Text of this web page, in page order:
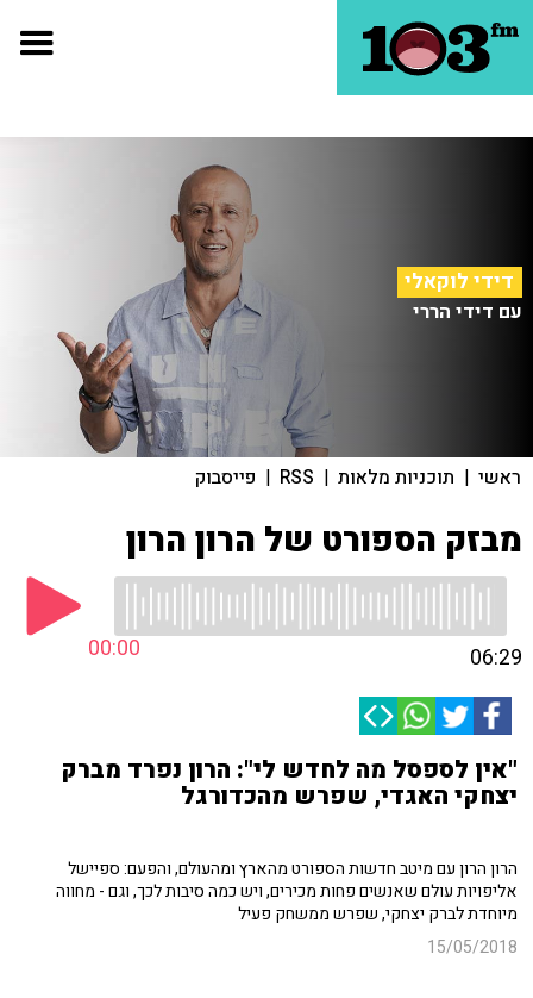
דידי לוקאלי
עם דידי הררי
ראשי | תוכניות מלאות |
RSS
| פייסבוק
מבזק הספורט של הרון הרון
00:00 06:29
"אין לספסל מה לחדש לי": הרון נפרד מברק
יצחקי האגדי, שפרש מהכדורגל
הרון הרון עם מיטב חדשות הספורט מהארץ ומהעולם, והפעם: ספיישל
אליפויות עולם שאנשים פחות מכירים, ויש כמה סיבות לכך, וגם - מחווה
מיוחדת לברק יצחקי, שפרש ממשחק פעיל
15/05/2018